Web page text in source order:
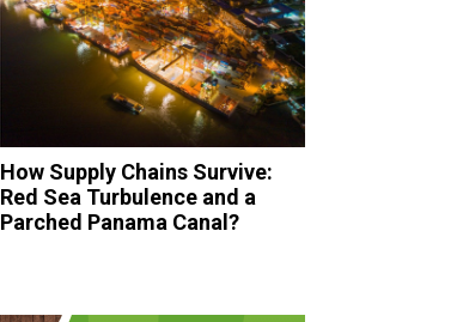
How Supply Chains Survive:
Red Sea Turbulence and a
Parched Panama Canal?